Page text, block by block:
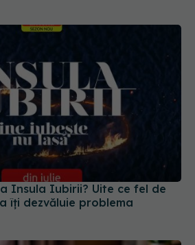
îți dezvăluie problema